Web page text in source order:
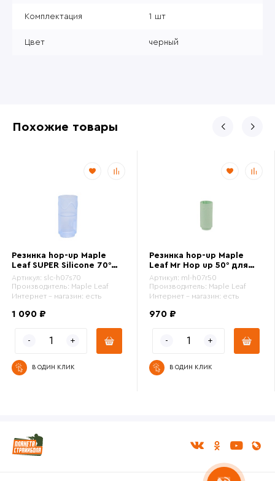
Комплектация 1 шт
Цвет черный
Похожие товары
Резинка hop-up Maple
Leaf SUPER Silicone 70°
для AEG, синий (slc-
h07s70)
Артикул: slc-h07s70
Производитель: Maple Leaf
Интернет - магазин: есть
1 090 ₽
В ОДИН КЛИК
Резинка hop-up Maple
Leaf Mr Hop up 50° для
AEG, зеленый (h07r50)
Артикул: ml-h07r50
Производитель: Maple Leaf
Интернет - магазин: есть
970 ₽
В ОДИН КЛИК